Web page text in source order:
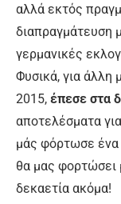
αλλά εκτός
διαπραγμάτευση
γερμανικές
Φυσικά, για άλλη
2015, έπεσε στα
αποτελέσματα
μάς φόρτωσε ένα
θα μας φορτώσει
δεκαετία ακόμα!